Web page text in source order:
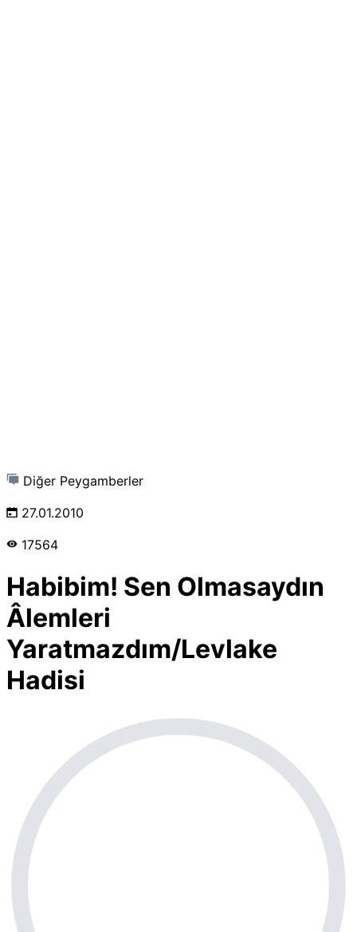
Diğer Peygamberler
27.01.2010
17564
Habibim! Sen Olmasaydın
Âlemleri
Yaratmazdım/Levlake
Hadisi